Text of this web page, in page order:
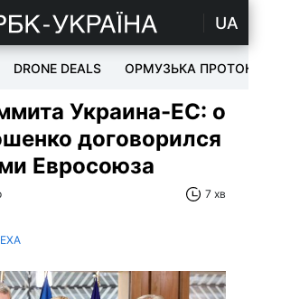
UA
DRONE DEALS ОРМУЗЬКА ПРОТОКА
Украина-ЕС: о
договорился
Евросоюза
7 хв